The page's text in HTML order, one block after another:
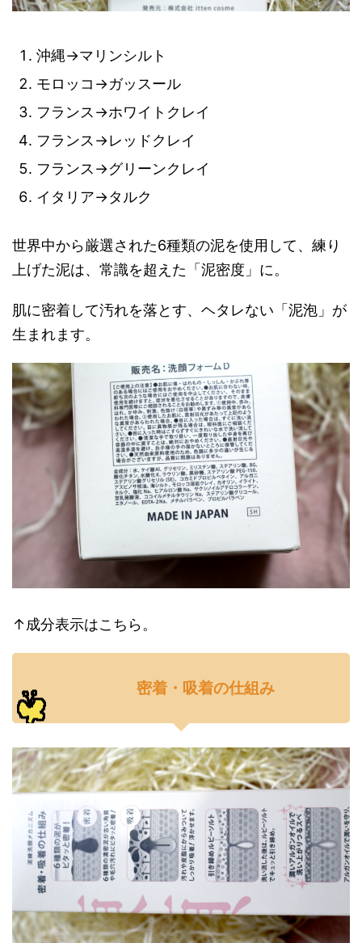
沖縄→マリンシルト
モロッコ→ガッスール
フランス→ホワイトクレイ
フランス→レッドクレイ
フランス→グリーンクレイ
イタリア→タルク
世界中から厳選された6種類の泥を使用して、練り
上げた泥は、常識を超えた「泥密度」に。
肌に密着して汚れを落とす、ヘタレない「泥泡」が
生まれます。
↑成分表示はこちら。
密着・吸着の仕組み